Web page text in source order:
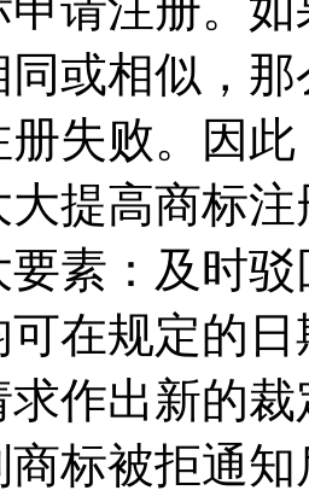
同或相似，
失败。因
大提高商标
素：及时
在规定的
求作出新的
标被拒通